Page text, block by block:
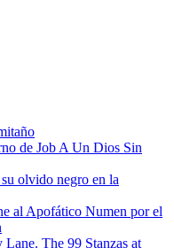
de Job A Un Dios Sin
olvido negro en la
al Apofático Numen por el
The 99 Stanzas at